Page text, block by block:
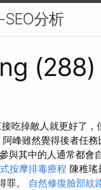
分析
(288)
吃掉敵人就更好了，
阿峰雖然覺得後者任
參與其中的人通常都會
按摩排毒療程 陳稚瑤
罪。 自然修復臉部紋